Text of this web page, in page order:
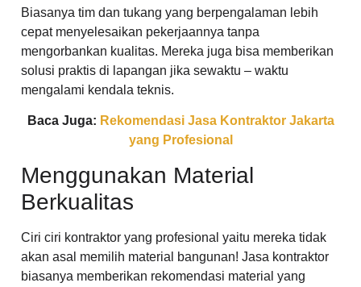
Biasanya tim dan tukang yang berpengalaman lebih
cepat menyelesaikan pekerjaannya tanpa
mengorbankan kualitas. Mereka juga bisa memberikan
solusi praktis di lapangan jika sewaktu – waktu
mengalami kendala teknis.
Baca Juga: Rekomendasi Jasa Kontraktor Jakarta
yang Profesional
Menggunakan Material
Berkualitas
Ciri ciri kontraktor yang profesional yaitu mereka tidak
akan asal memilih material bangunan! Jasa kontraktor
biasanya memberikan rekomendasi material yang